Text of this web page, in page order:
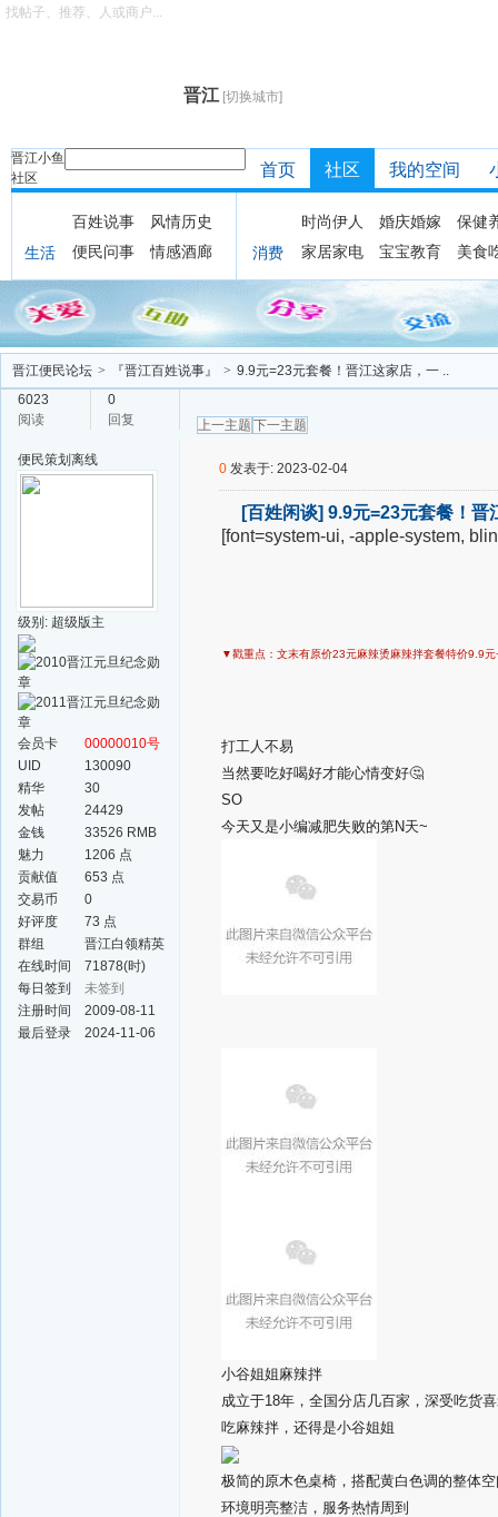
晋江 [切换城市]
晋江小鱼
社区
找帖子、推荐、人或商户...
首页 社区 我的空间
生活
百姓说事
风情历史
便民问事
情感酒廊 消费
时尚伊人 婚庆婚嫁
保健
家居家电
宝宝教育 美食
晋江便民论坛 > 『晋江百姓说事』 > 9.9元=23元套餐！晋江这家店，一 ..
6023
阅读
0
回复
上一主题 下一主题
便民策划 离线
级别: 超级版主
会员卡
00000010号
UID
130090
精华
30
发帖
24429
金钱
33526 RMB
魅力
1206 点
贡献值
653 点
交易币
0
好评度
73 点
群组
晋江白领精英
群
在线时间
71878(时)
每日签到
未签到
注册时间
2009-08-11
最后登录
2024-11-06
0 发表于: 2023-02-04
[百姓闲谈] 9.9元=23元套餐！
[font=system-ui, -apple-system,
▼戳重点：文末有原价23元麻辣烫麻辣拌套餐特价9.9
打工人不易
当然要吃好喝好才能心情变好🤔
SO
今天又是小编减肥失败的第N天~
小谷姐姐麻辣拌
成立于18年，全国分店几百家，深受吃货
吃麻辣拌，还得是小谷姐姐
极简的原木色桌椅，搭配黄白色调的整体
环境明亮整洁，服务热情周到